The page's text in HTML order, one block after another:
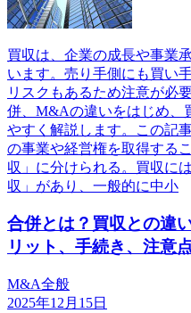
買収は、企業の成長や事業
います。売り手側にも買い
リスクもあるため注意が必
併、M&Aの違いをはじめ、
やすく解説します。この記
の事業や経営権を取得する
収」に分けられる。買収に
収」があり、一般的に中小
合併とは？買収との違
リット、手続き、注意
M&A全般
2025年12月15日